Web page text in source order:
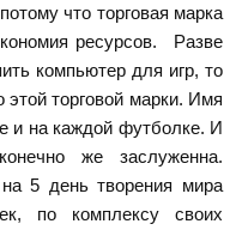
что торговая марка
ресурсов. Разве
компьютер для игр, то
торговой марки. Имя
и на каждой футболке. И
же заслуженна.
5 день творения мира
по комплексу своих